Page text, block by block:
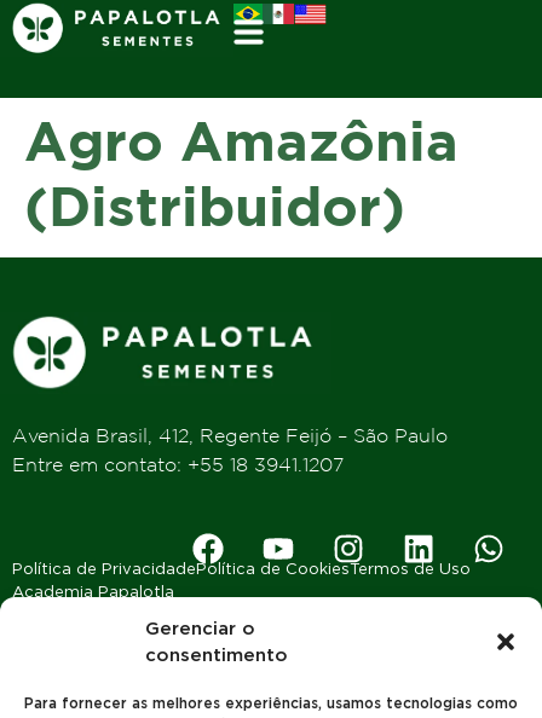
Gerenciar o
consentimento
Para fornecer as melhores experiências, usamos tecnologias como
Agro Amazônia
(Distribuidor)
Avenida Brasil, 412, Regente Feijó – São Paulo
Entre em contato: +55 18 3941.1207
Política de PrivacidadePolítica de CookiesTermos de Uso
Academia Papalotla
2023 © Todos os Direitos reservados | Papalotla Sementes |